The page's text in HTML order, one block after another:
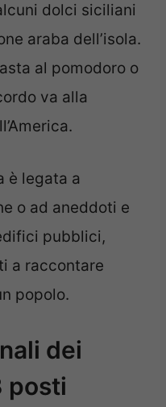
dolci siciliani
araba dell’isola.
al pomodoro o
va alla
è legata a
o ad aneddoti e
pubblici,
a raccontare
popolo.
dei
posti